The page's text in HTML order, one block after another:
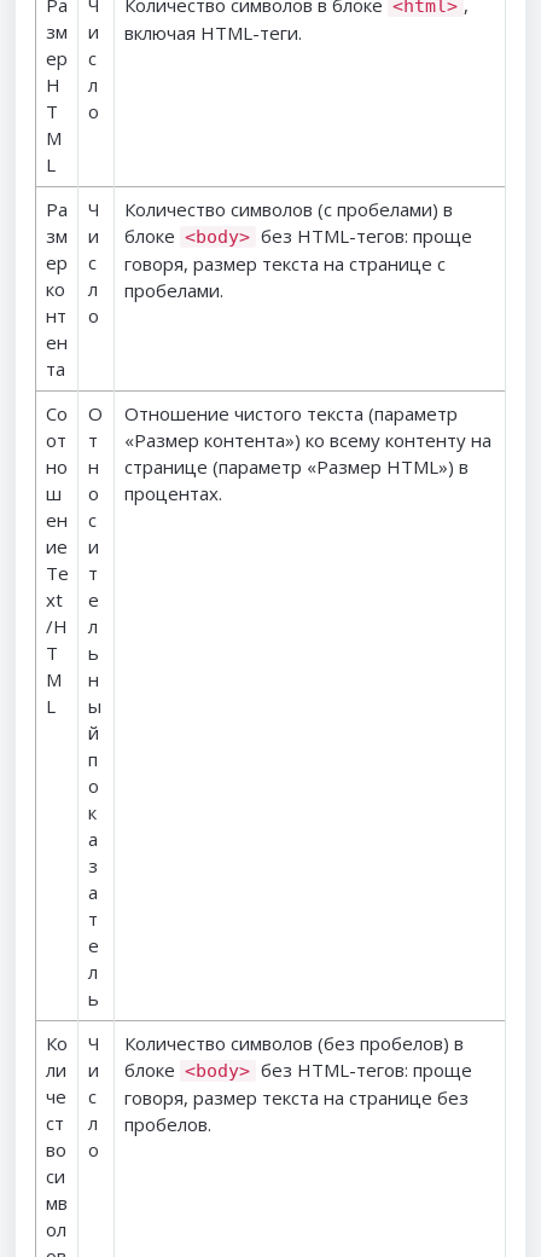
Ра
зм
ер
H
T
M
L
Ч
и
с
л
о
Количество символов в блоке <html> ,
включая HTML-теги.
Ра
зм
ер
ко
нт
ен
та
Ч
и
с
л
о
Количество символов (с пробелами) в
блоке <body> без HTML-тегов: проще
говоря, размер текста на странице с
пробелами.
Со
от
но
ш
ен
ие
Te
xt
/H
T
M
L
О
т
н
о
с
и
т
е
л
ь
н
ы
й
п
о
к
а
з
а
т
е
л
ь
Отношение чистого текста (параметр
«Размер контента») ко всему контенту на
странице (параметр «Размер HTML») в
процентах.
Ко
ли
че
ст
во
си
мв
ол
Ч
и
с
л
о
Количество символов (без пробелов) в
блоке <body> без HTML-тегов: проще
говоря, размер текста на странице без
пробелов.